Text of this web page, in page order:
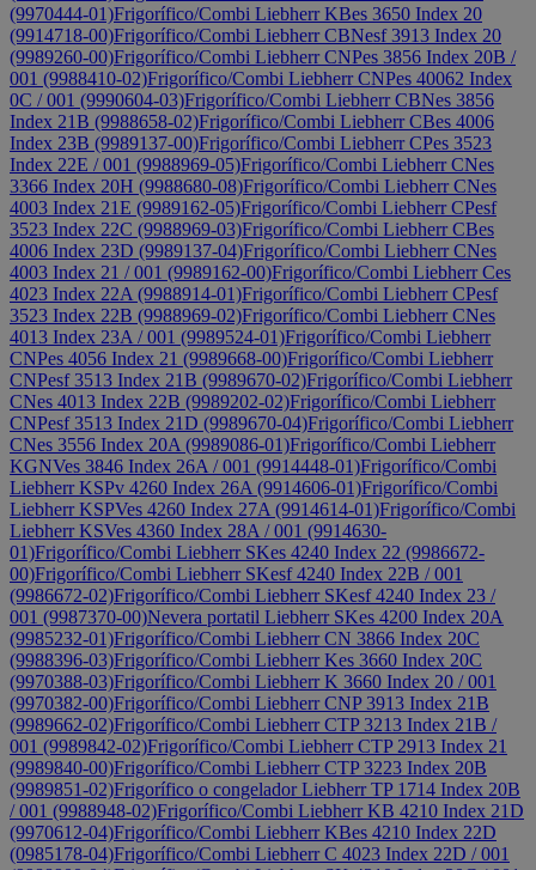
(9970444-01)Frigorífico/Combi Liebherr KBes 3650 Index 20
(9914718-00)Frigorífico/Combi Liebherr CBNesf 3913 Index 20
(9989260-00)Frigorífico/Combi Liebherr CNPes 3856 Index 20B /
001 (9988410-02)Frigorífico/Combi Liebherr CNPes 40062 Index
0C / 001 (9990604-03)Frigorífico/Combi Liebherr CBNes 3856
Index 21B (9988658-02)Frigorífico/Combi Liebherr CBes 4006
Index 23B (9989137-00)Frigorífico/Combi Liebherr CPes 3523
Index 22E / 001 (9988969-05)Frigorífico/Combi Liebherr CNes
3366 Index 20H (9988680-08)Frigorífico/Combi Liebherr CNes
4003 Index 21E (9989162-05)Frigorífico/Combi Liebherr CPesf
3523 Index 22C (9988969-03)Frigorífico/Combi Liebherr CBes
4006 Index 23D (9989137-04)Frigorífico/Combi Liebherr CNes
4003 Index 21 / 001 (9989162-00)Frigorífico/Combi Liebherr Ces
4023 Index 22A (9988914-01)Frigorífico/Combi Liebherr CPesf
3523 Index 22B (9988969-02)Frigorífico/Combi Liebherr CNes
4013 Index 23A / 001 (9989524-01)Frigorífico/Combi Liebherr
CNPes 4056 Index 21 (9989668-00)Frigorífico/Combi Liebherr
CNPesf 3513 Index 21B (9989670-02)Frigorífico/Combi Liebherr
CNes 4013 Index 22B (9989202-02)Frigorífico/Combi Liebherr
CNPesf 3513 Index 21D (9989670-04)Frigorífico/Combi Liebherr
CNes 3556 Index 20A (9989086-01)Frigorífico/Combi Liebherr
KGNVes 3846 Index 26A / 001 (9914448-01)Frigorífico/Combi
Liebherr KSPv 4260 Index 26A (9914606-01)Frigorífico/Combi
Liebherr KSPVes 4260 Index 27A (9914614-01)Frigorífico/Combi
Liebherr KSVes 4360 Index 28A / 001 (9914630-
01)Frigorífico/Combi Liebherr SKes 4240 Index 22 (9986672-
00)Frigorífico/Combi Liebherr SKesf 4240 Index 22B / 001
(9986672-02)Frigorífico/Combi Liebherr SKesf 4240 Index 23 /
001 (9987370-00)Nevera portatil Liebherr SKes 4200 Index 20A
(9985232-01)Frigorífico/Combi Liebherr CN 3866 Index 20C
(9988396-03)Frigorífico/Combi Liebherr Kes 3660 Index 20C
(9970388-03)Frigorífico/Combi Liebherr K 3660 Index 20 / 001
(9970382-00)Frigorífico/Combi Liebherr CNP 3913 Index 21B
(9989662-02)Frigorífico/Combi Liebherr CTP 3213 Index 21B /
001 (9989842-02)Frigorífico/Combi Liebherr CTP 2913 Index 21
(9989840-00)Frigorífico/Combi Liebherr CTP 3223 Index 20B
(9989851-02)Frigorífico o congelador Liebherr TP 1714 Index 20B
/ 001 (9988948-02)Frigorífico/Combi Liebherr KB 4210 Index 21D
(9970612-04)Frigorífico/Combi Liebherr KBes 4210 Index 22D
(0985178-04)Frigorífico/Combi Liebherr C 4023 Index 22D / 001